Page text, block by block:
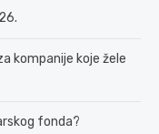
kompanije koje žele
fonda?